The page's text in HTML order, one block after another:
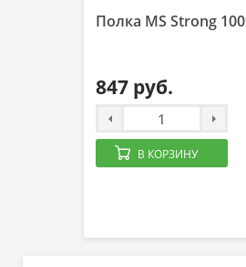
Полка MS Strong
847 руб.
В КОРЗИНУ